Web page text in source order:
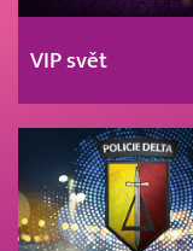
VIP svět